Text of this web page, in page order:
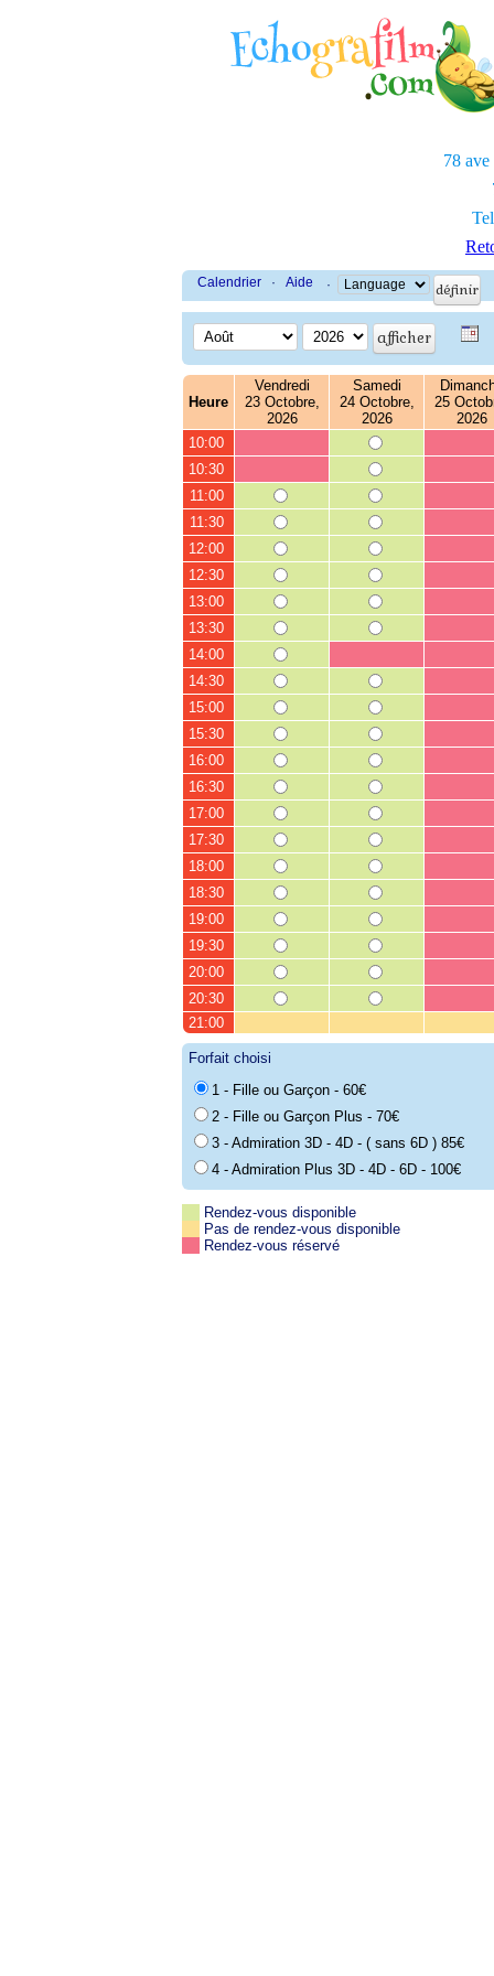
78 ave
Calendrier · Aide ·
Heure
Vendredi
23 Octobre,
2026
Samedi
24 Octobre,
2026
25
2026
10:00
10:30
11:00
11:30
12:00
12:30
13:00
13:30
14:00
14:30
15:00
15:30
16:00
16:30
17:00
17:30
18:00
18:30
19:00
19:30
20:00
20:30
21:00
Forfait choisi
1 - Fille ou Garçon - 60€
2 - Fille ou Garçon Plus - 70€
3 - Admiration 3D - 4D - ( sans 6D ) 85€
4 - Admiration Plus 3D - 4D - 6D - 100€
Rendez-vous disponible
Pas de rendez-vous disponible
Rendez-vous réservé